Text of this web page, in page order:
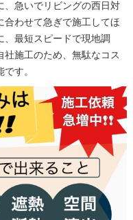
、急いでリビングの西日対
わせて急ぎで施工してほ
、最短スピードで現地調
施工のため、無駄なコス
す。